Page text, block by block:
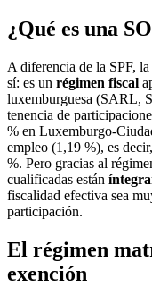
¿Qué es una
A diferencia de la SPF,
sí: es un régimen fiscal
luxemburguesa (SARL,
tenencia de
% en Luxemburgo-
empleo (1,19 %), es
%. Pero gracias al
cualificadas están
fiscalidad efectiva sea
participación.
El régimen
exención